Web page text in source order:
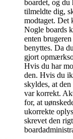
boardet, og
tilmeldte dig,
modtaget. Det
Nogle boards
enten
benyttes. Da
gjort
Hvis du har
den. Hvis du
skyldes, at
var korrekt.
for, at
ukorrekte
skrevet den